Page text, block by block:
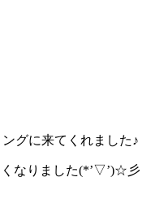
グに来てくれました♪
なりました(*’▽’)☆彡